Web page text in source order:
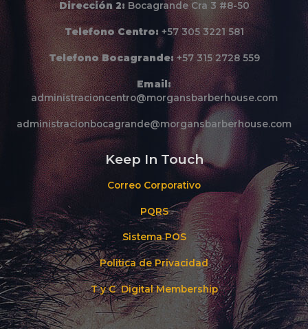
Dirección2: Bocagrande Cra 3 #8-50
Telefono Centro: +57 305 3221 581
Telefono Bocagrande:+57 315 2728 559
Email:
administracioncentro@morgansbarberhouse.com
administracionbocagrande@morgansbarberhouse.com
Keep In Touch
Correo Corporativo
PQRS
Sistema POS
Politica de Privacidad
T y C Digital Membership